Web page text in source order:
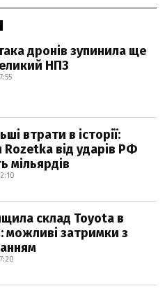
дронів зупинила ще
НПЗ
втрати в історії:
Rozetka від ударів РФ
мільярдів
склад Toyota в
можливі затримки з